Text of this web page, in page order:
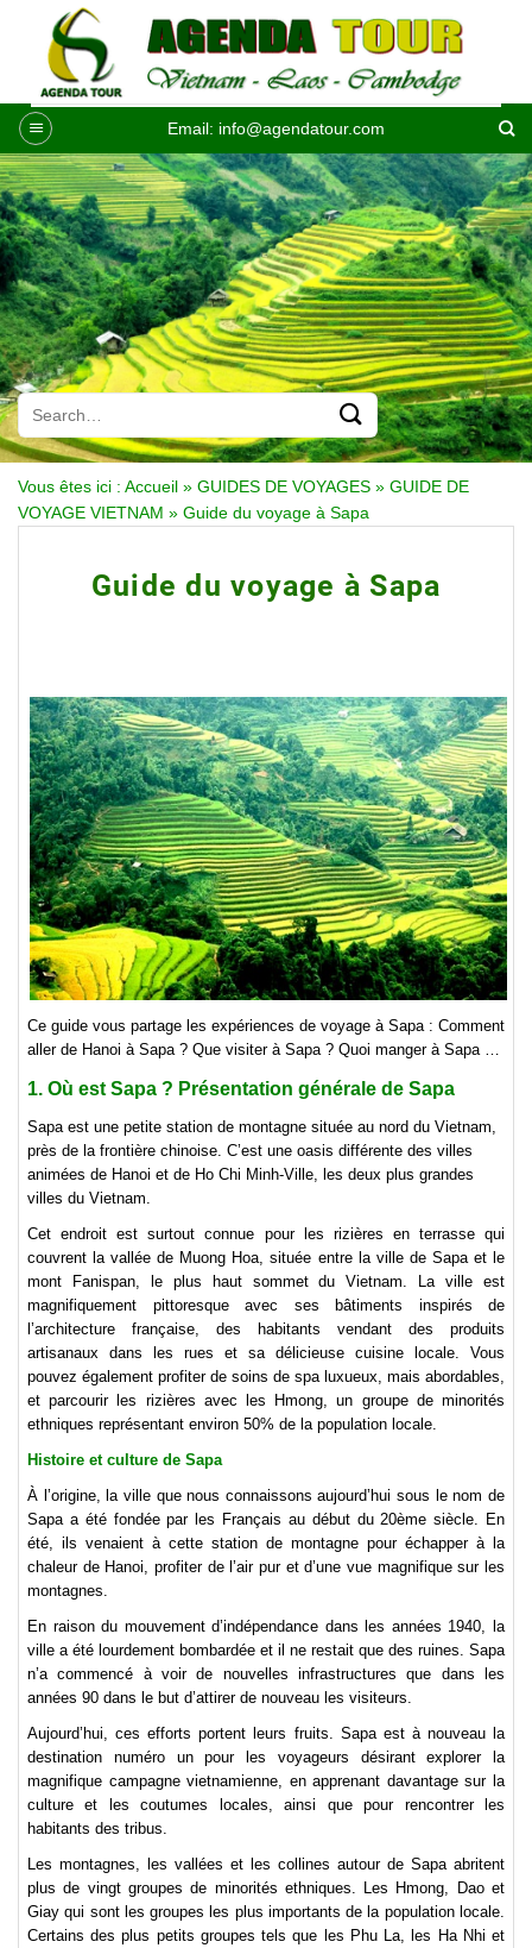
contenu
Email: info@agendatour.com
Vous êtes ici : Accueil » GUIDES DE VOYAGES » GUIDE DE
VOYAGE VIETNAM » Guide du voyage à Sapa
Guide du voyage à Sapa
Ce guide vous partage les expériences de voyage à Sapa : Comment
aller de Hanoi à Sapa ? Que visiter à Sapa ? Quoi manger à Sapa …
1. Où est Sapa ? Présentation générale de Sapa
Sapa est une petite station de montagne située au nord du Vietnam,
près de la frontière chinoise. C’est une oasis différente des villes
animées de Hanoi et de Ho Chi Minh-Ville, les deux plus grandes
villes du Vietnam.
Cet endroit est surtout connue pour les rizières en terrasse qui
couvrent la vallée de Muong Hoa, située entre la ville de Sapa et le
mont Fanispan, le plus haut sommet du Vietnam. La ville est
magnifiquement pittoresque avec ses bâtiments inspirés de
l’architecture française, des habitants vendant des produits
artisanaux dans les rues et sa délicieuse cuisine locale. Vous
pouvez également profiter de soins de spa luxueux, mais abordables,
et parcourir les rizières avec les Hmong, un groupe de minorités
ethniques représentant environ 50% de la population locale.
Histoire et culture de Sapa
À l’origine, la ville que nous connaissons aujourd’hui sous le nom de
Sapa a été fondée par les Français au début du 20ème siècle. En
été, ils venaient à cette station de montagne pour échapper à la
chaleur de Hanoi, profiter de l’air pur et d’une vue magnifique sur les
montagnes.
En raison du mouvement d’indépendance dans les années 1940, la
ville a été lourdement bombardée et il ne restait que des ruines. Sapa
n’a commencé à voir de nouvelles infrastructures que dans les
années 90 dans le but d’attirer de nouveau les visiteurs.
Aujourd’hui, ces efforts portent leurs fruits. Sapa est à nouveau la
destination numéro un pour les voyageurs désirant explorer la
magnifique campagne vietnamienne, en apprenant davantage sur la
culture et les coutumes locales, ainsi que pour rencontrer les
habitants des tribus.
Les montagnes, les vallées et les collines autour de Sapa abritent
plus de vingt groupes de minorités ethniques. Les Hmong, Dao et
Giay qui sont les groupes les plus importants de la population locale.
Certains des plus petits groupes tels que les Phu La, les Ha Nhi et